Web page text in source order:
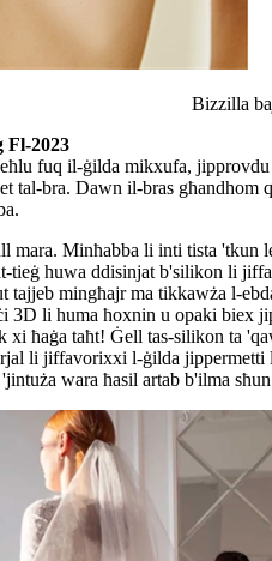
Bizzilla
Fl-2023
fuq il-ġilda mikxufa,
tal-bra. Dawn il-bras
mara. Minħabba li inti tista
huwa ddisinjat b'silikon li
tajjeb mingħajr ma tikkawża l-
3D li huma ħoxnin u opaki
xi ħaġa taħt! Ġell tas-silikon ta
li jiffavorixxi l-ġilda
wara ħasil artab b'ilma sħun